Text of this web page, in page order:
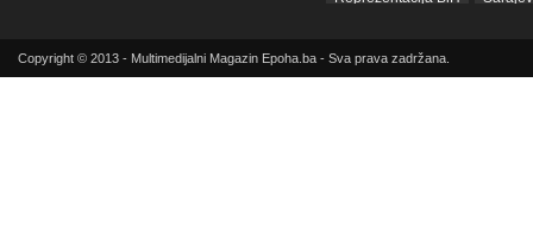
Sud BiH
Tarčin
Copyright © 2013 - Multimedijalni Magazin Epoha.ba - Sva prava zadržana.